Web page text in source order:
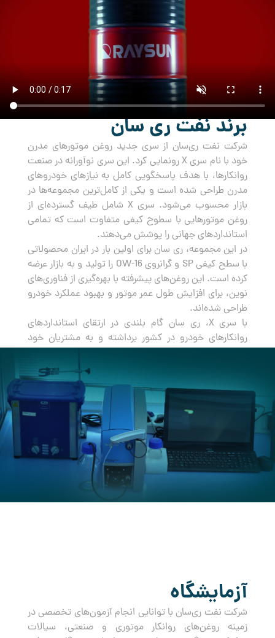
برند نفت ری سان
شرکت نفت ری‌سان از سری جدید روغن‌ موتورهای مدرن
خود با نام سری X رونمایی کرد. این سری نوآورانه در صنعت
روانکارها، با هدف پاسخگویی کامل به نیازهای خودروهای
مدرن طراحی شده است و یکی از کامل‌ترین مجموعه‌ها در
بازار محسوب می‌شود. سری X شامل طیف گسترده‌ای از
روغن‌ موتورهایی با سطوح کیفی متفاوت است که تمامی
استانداردهای جهانی را پوشش می‌دهند.
در این مجموعه، ری سان برای اولین بار در ایران محصولاتی
با سطح کیفی SP و گرانروی OW-16 را تولید و به بازار عرضه
کرده است. این روغن‌های پیشرفته با بهره‌گیری از فناوری‌های
نوین، برای افزایش طول عمر موتور و بهبود عملکرد خودرو
طراحی شده‌اند.
با سری X، ری سان گام بلندی در ارتقای استانداردهای
روانکارهای خودرو در کشور برداشته و به مشتریان خود
آزمایشگاه
شرکت نفت ری‌سان با توانایی انجام آزمون‌های تخصصی در
زمینه روغن‌های روانکار موتوری و صنعتی، سیالات